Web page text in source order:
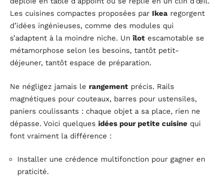
Les cuisines compactes proposées par Ikea regorgent
d’idées ingénieuses, comme des modules qui
s’adaptent à la moindre niche. Unîlot escamotable se
métamorphose selon les besoins, tantôt petit-
déjeuner, tantôt espace de préparation.
Ne négligez jamais le rangement précis. Rails
magnétiques pour couteaux, barres pour ustensiles,
paniers coulissants : chaque objet a sa place, rien ne
dépasse. Voici quelques idées pour petite cuisine qui
font vraiment la différence :
Installer une crédence multifonction pour gagner en
praticité.